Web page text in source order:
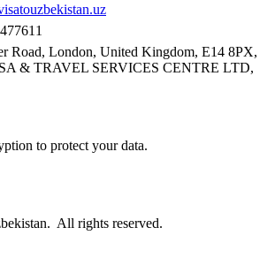
Road, London, United Kingdom, E14 8PX,
& TRAVEL SERVICES CENTRE LTD,
to protect your data.
All rights reserved.